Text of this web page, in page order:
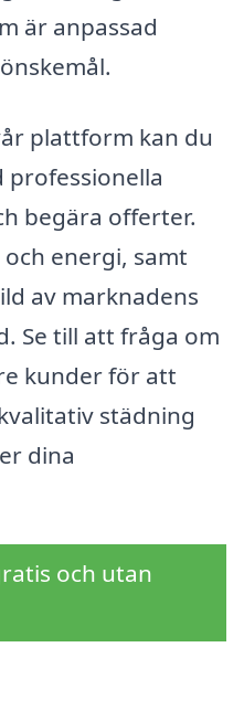
är anpassad
plattform kan du
professionella
begära offerter.
energi, samt
av marknadens
Se till att fråga om
kunder för att
städning
dina
och utan